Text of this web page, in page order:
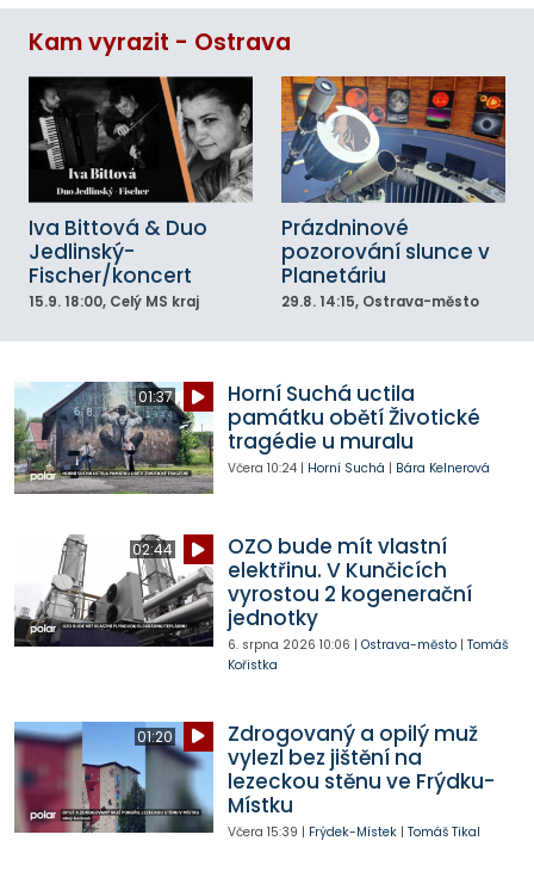
Kam vyrazit - Ostrava
Iva Bittová & Duo
Jedlinský-
Fischer/koncert
15.9. 18:00, Celý MS kraj
Prázdninové
pozorování slunce v
Planetáriu
29.8. 14:15, Ostrava-město
01:37
Horní Suchá uctila
památku obětí Životické
tragédie u muralu
Včera 10:24| Horní Suchá | Bára Kelnerová
02:44
OZO bude mít vlastní
elektřinu. V Kunčicích
vyrostou 2 kogenerační
jednotky
6. srpna 2026 10:06 | Ostrava-město| Tomáš
Kořistka
01:20
Zdrogovaný a opilý muž
vylezl bez jištění na
lezeckou stěnu ve Frýdku-
Místku
Včera 15:39 | Frýdek-Místek| Tomáš Tikal